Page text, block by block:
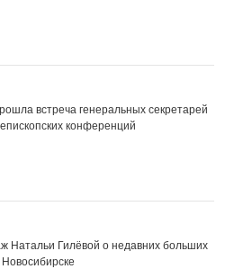
встреча генеральных секретарей
конференций
Натальи Гилёвой о недавних больших